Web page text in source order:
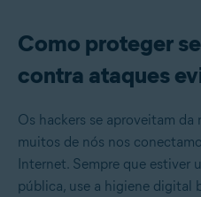
Como proteger
contra ataques
Os hackers se aproveitam
muitos de nós nos
Internet. Sempre que estiver
pública, use a higiene digital